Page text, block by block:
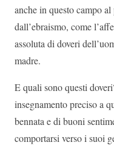
anche in questo campo
dall’ebraismo, come
assoluta di doveri
madre.
E quali sono questi
insegnamento preciso a
bennata e di buoni
comportarsi verso i suoi